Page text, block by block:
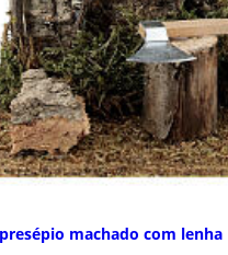
machado com lenha